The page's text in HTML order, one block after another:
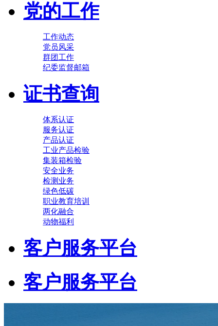
党的工作
工作动态
党员风采
群团工作
纪委监督邮箱
证书查询
体系认证
服务认证
产品认证
工业产品检验
集装箱检验
安全业务
检测业务
绿色低碳
职业教育培训
两化融合
动物福利
客户服务平台
客户服务平台